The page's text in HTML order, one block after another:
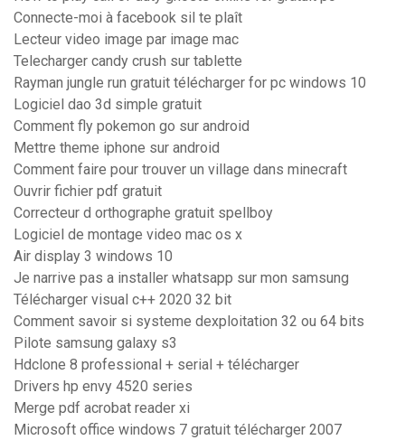
Connecte-moi à facebook sil te plaît
Lecteur video image par image mac
Telecharger candy crush sur tablette
Rayman jungle run gratuit télécharger for pc windows 10
Logiciel dao 3d simple gratuit
Comment fly pokemon go sur android
Mettre theme iphone sur android
Comment faire pour trouver un village dans minecraft
Ouvrir fichier pdf gratuit
Correcteur d orthographe gratuit spellboy
Logiciel de montage video mac os x
Air display 3 windows 10
Je narrive pas a installer whatsapp sur mon samsung
Télécharger visual c++ 2020 32 bit
Comment savoir si systeme dexploitation 32 ou 64 bits
Pilote samsung galaxy s3
Hdclone 8 professional + serial + télécharger
Drivers hp envy 4520 series
Merge pdf acrobat reader xi
Microsoft office windows 7 gratuit télécharger 2007